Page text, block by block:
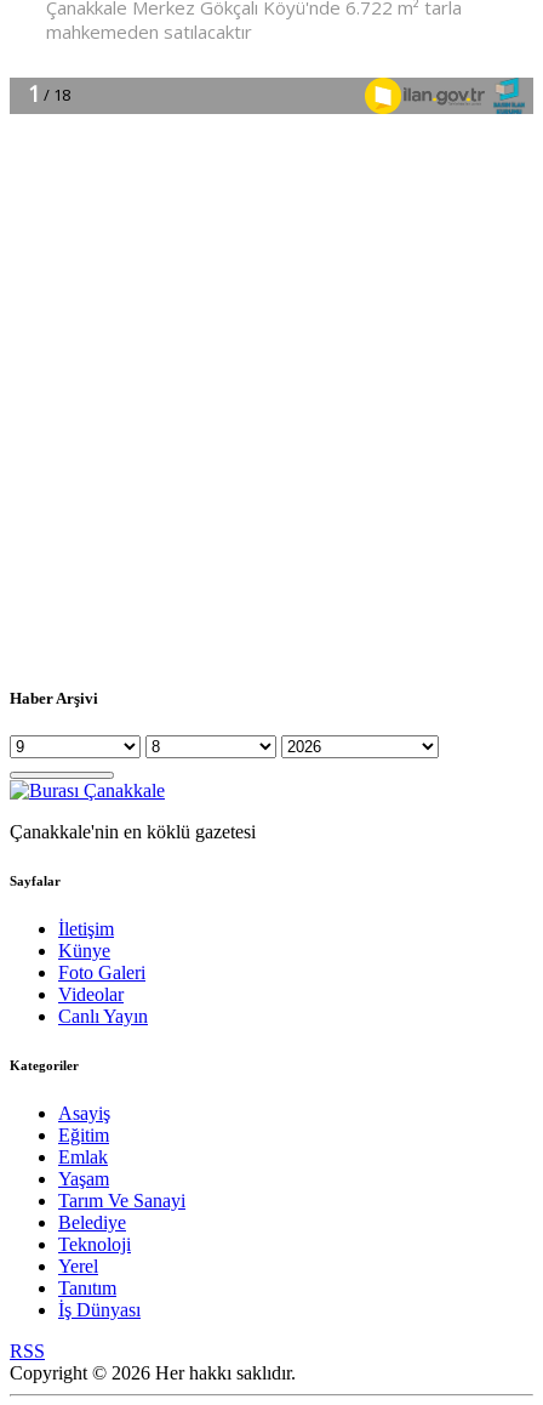
Haber Arşivi
Çanakkale'nin en köklü gazetesi
Sayfalar
İletişim
Künye
Foto Galeri
Videolar
Canlı Yayın
Kategoriler
Asayiş
Eğitim
Emlak
Yaşam
Tarım Ve Sanayi
Belediye
Teknoloji
Yerel
Tanıtım
İş Dünyası
RSS
Copyright © 2026 Her hakkı saklıdır.